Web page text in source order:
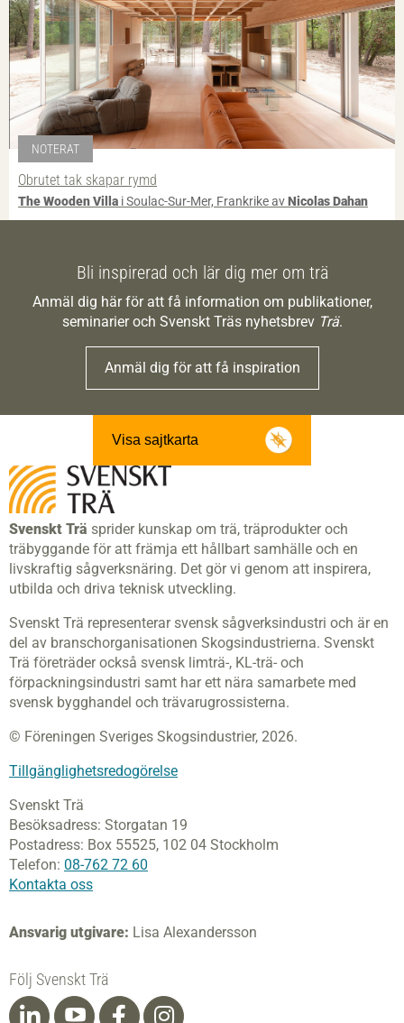
NOTERAT
Obrutet tak skapar rymd
The Wooden Villa i Soulac-Sur-Mer, Frankrike avNicolas Dahan
Bli inspirerad och lär dig mer om trä
Anmäl dig här för att få information om publikationer,
seminarier och Svenskt Träs nyhetsbrev Trä.
Anmäl dig för att få inspiration
Visa sajtkarta
Svenskt Trä sprider kunskap om trä, träprodukter och
träbyggande för att främja ett hållbart samhälle och en
livskraftig sågverksnäring. Det gör vi genom att inspirera,
utbilda och driva teknisk utveckling.
Svenskt Trä representerar svensk sågverksindustri och är en
del av branschorganisationen Skogsindustrierna. Svenskt
Trä företräder också svensk limträ-, KL-trä- och
förpackningsindustri samt har ett nära samarbete med
svensk bygghandel och trävarugrossisterna.
© Föreningen Sveriges Skogsindustrier, 2026.
Tillgänglighetsredogörelse
Svenskt Trä
Besöksadress: Storgatan 19
Postadress: Box 55525, 102 04 Stockholm
Telefon: 08-762 72 60
Kontakta oss
Ansvarig utgivare: Lisa Alexandersson
Följ Svenskt Trä